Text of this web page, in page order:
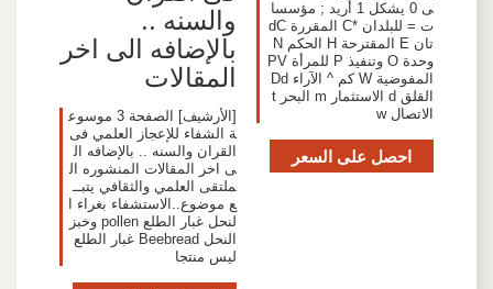
ى 0 يشكل 1 أريد ; مؤسسا
ت = للبلدان *C المقررة dC
تان E المقترحة H الحكم N
وحدة O وتنفيذ P للمرأة PV
المفوضية W كم ^ الآراء Dd
القلق d الاستثمار m البحر t
الاتصال w
احصل على السعر
والسنه ..
بالإضافه الى اخر
المقالات
[الأرشيف] الصفحة 3 موسوع
ة الشفاء للإعجاز العلمي فى
القران والسنه .. بالإضافه ال
ى اخر المقالات المنشوره ال
ملتقى العلمي والثقافي يتبــ
ع موضوع..الاستشفاء بغراء ا
لنحل غبار الطلع pollen وخبز
النحل Beebread غبار الطلع
ليس منتجا